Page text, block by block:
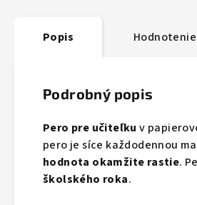
Popis Hodnotenie
Podrobný popis
Pero pre učiteľkuv
pero je síce každodennou
hodnota okamžite rastie.
školského roka.